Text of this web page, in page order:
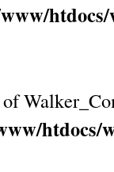
htdocs/